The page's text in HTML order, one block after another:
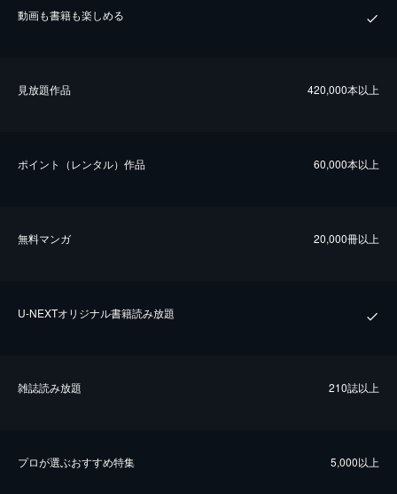
動画も書籍も楽しめる
⾒放題作品 420,000本以上
ポイント（レンタル）作品 60,000本以上
無料マンガ 20,000冊以上
U-NEXTオリジナル書籍読み放題
雑誌読み放題 210誌以上
プロが選ぶおすすめ特集 5,000以上